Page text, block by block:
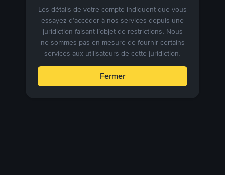
Les détails de votre compte indiquent que vous
essayez d’accéder à nos services depuis une
juridiction faisant l’objet de restrictions. Nous
ne sommes pas en mesure de fournir certains
services aux utilisateurs de cette juridiction.
Fermer